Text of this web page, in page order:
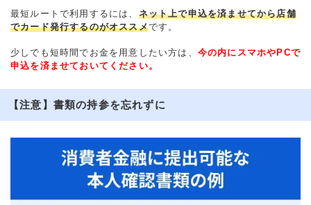
最短ルートで利用するには、 ネット上で申込を済ませてから店舗
でカード発行するのがオススメです。
少しでも短時間でお金を用意したい方は、 今の内にスマホやPCで
申込を済ませておいてください。
【注意】書類の持参を忘れずに